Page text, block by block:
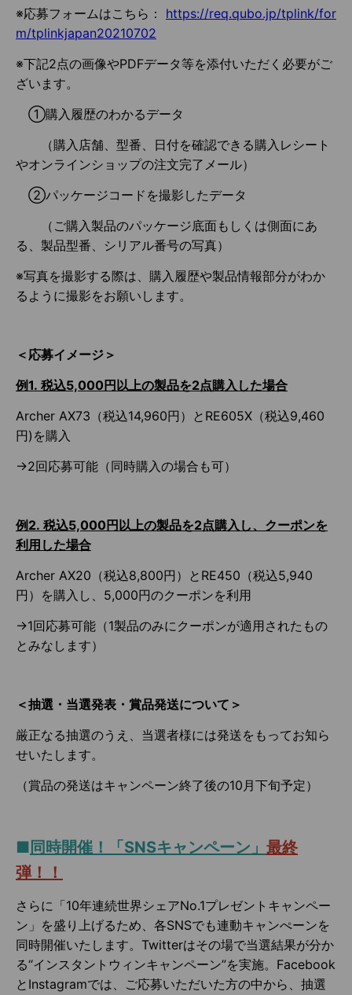
※応募フォームはこちら： https://req.qubo.jp/tplink/for
m/tplinkjapan20210702
※下記2点の画像やPDFデータ等を添付いただく必要がご
ざいます。
①購入履歴のわかるデータ
（購入店舗、型番、日付を確認できる購入レシート
やオンラインショップの注文完了メール）
②パッケージコードを撮影したデータ
（ご購入製品のパッケージ底面もしくは側面にあ
る、製品型番、シリアル番号の写真）
※写真を撮影する際は、購入履歴や製品情報部分がわか
るように撮影をお願いします。
＜応募イメージ＞
例1. 税込5,000円以上の製品を2点購入した場合
Archer AX73（税込14,960円）とRE605X（税込9,460
円)を購入
→2回応募可能（同時購入の場合も可）
例2. 税込5,000円以上の製品を2点購入し、クーポンを
利用した場合
Archer AX20（税込8,800円）とRE450（税込5,940
円）を購入し、5,000円のクーポンを利用
→1回応募可能（1製品のみにクーポンが適用されたもの
とみなします）
＜抽選・当選発表・賞品発送について＞
厳正なる抽選のうえ、当選者様には発送をもってお知ら
せいたします。
（賞品の発送はキャンペーン終了後の10月下旬予定）
■ 同時開催！「SNSキャンペーン」 最終
弾！！
さらに「10年連続世界シェアNo.1プレゼントキャンペー
ン」を盛り上げるため、各SNSでも連動キャンぺーンを
同時開催いたします。Twitterはその場で当選結果が分か
る“インスタントウィンキャンペーン”を実施。Facebook
とInstagramでは、ご応募いただいた方の中から、抽選